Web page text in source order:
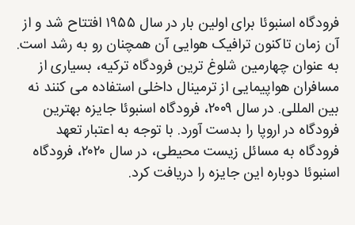
فرودگاه اسنبوئا برای اولین بار در سال ۱۹۵۵ افتتاح شد و از
آن زمان تاکنون ترافیک هوایی آن همچنان رو به رشد است.
به عنوان چهارمین شلوغ ترین فرودگاه ترکیه، بسیاری از
مسافران هواپیمایی از ترمینال داخلی استفاده می کنند نه
بین المللی. در سال ۲۰۰۹، فرودگاه اسنبوئا جایزه بهترین
فرودگاه در اروپا را بدست آورد. با توجه به اعتبار تعهد
فرودگاه به مسائل زیست محیطی، در سال ۲۰۲۰، فرودگاه
اسنبوئا دوباره این جایزه را دریافت کرد.